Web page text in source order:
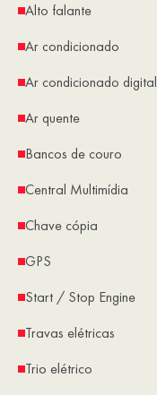
Alto falante
Ar condicionado
Ar condicionado digital
Ar quente
Bancos de couro
Central Multimídia
Chave cópia
GPS
Start / Stop Engine
Travas elétricas
Trio elétrico